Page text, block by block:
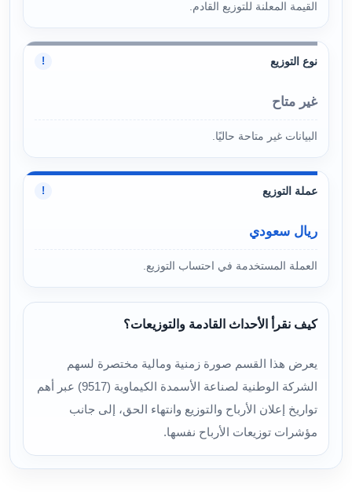
القيمة المعلنة للتوزيع القادم.
نوع التوزيع !
غير متاح
البيانات غير متاحة حاليًا.
عملة التوزيع !
ريال سعودي
العملة المستخدمة في احتساب التوزيع.
كيف نقرأ الأحداث القادمة والتوزيعات؟
يعرض هذا القسم صورة زمنية ومالية مختصرة لسهم
الشركة الوطنية لصناعة الأسمدة الكيماوية (9517) عبر أهم
تواريخ إعلان الأرباح والتوزيع وانتهاء الحق، إلى جانب
مؤشرات توزيعات الأرباح نفسها.